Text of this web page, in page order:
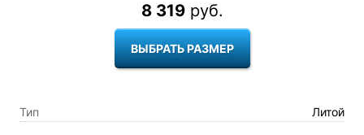
8 319руб.
ВЫБРАТЬ РАЗМЕР
Тип Литой